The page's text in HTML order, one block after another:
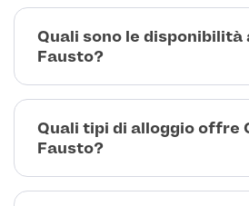
Quali sono le disponibilità
Fausto?
Quali tipi di alloggio offre
Fausto?